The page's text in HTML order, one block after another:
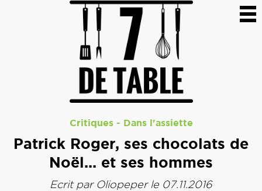
Critiques- Dans l'assiette
Patrick Roger, ses chocolats de
Noël... et ses hommes
Ecrit par Oliopeperle 07.11.2016